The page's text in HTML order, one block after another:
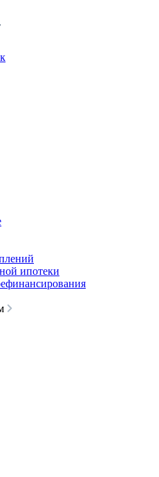
ипотеки